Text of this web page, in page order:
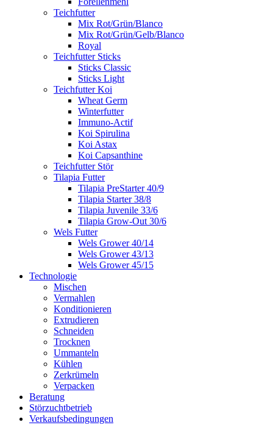
Teichfutter
Mix Rot/Grün/Blanco
Mix Rot/Grün/Gelb/Blanco
Royal
Teichfutter Sticks
Sticks Classic
Sticks Light
Teichfutter Koi
Wheat Germ
Winterfutter
Immuno-Actif
Koi Spirulina
Koi Astax
Koi Capsanthine
Teichfutter Stör
Tilapia Futter
Tilapia PreStarter 40/9
Tilapia Starter 38/8
Tilapia Juvenile 33/6
Tilapia Grow-Out 30/6
Wels Futter
Wels Grower 40/14
Wels Grower 43/13
Wels Grower 45/15
Technologie
Mischen
Vermahlen
Konditionieren
Extrudieren
Schneiden
Trocknen
Ummanteln
Kühlen
Zerkrümeln
Verpacken
Beratung
Störzuchtbetrieb
Verkaufsbedingungen